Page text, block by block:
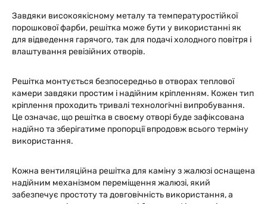
Завдяки високоякісному металу та температуростійкої
порошкової фарби, решітка може бути у використанні як
для відведення гарячого, так для подачі холодного повітря і
влаштування ревізійних отворів.
Решітка монтується безпосередньо в отворах теплової
камери завдяки простим і надійним кріпленням. Кожен тип
кріплення проходить тривалі технологічні випробування.
Це означає, що решітка в своєму отворі буде зафіксована
надійно та зберігатиме пропорції впродовж всього терміну
використання.
Кожна вентиляційна решітка для каміну з жалюзі оснащена
надійним механізмом переміщення жалюзі, який
забезпечує простоту та довговічність використання, а